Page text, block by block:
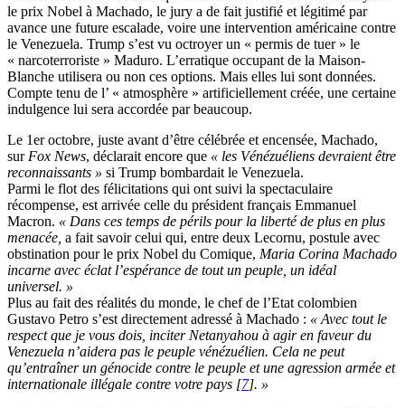
le prix Nobel à Machado, le jury a de fait justifié et légitimé par
avance une future escalade, voire une intervention américaine contre
le Venezuela. Trump s’est vu octroyer un « permis de tuer » le
« narcoterroriste » Maduro. L’erratique occupant de la Maison-
Blanche utilisera ou non ces options. Mais elles lui sont données.
Compte tenu de l’ « atmosphère » artificiellement créée, une certaine
indulgence lui sera accordée par beaucoup.
Le 1er octobre, juste avant d’être célébrée et encensée, Machado,
sur Fox News, déclarait encore que « les Vénézuéliens devraient être
reconnaissants » si Trump bombardait le Venezuela.
Parmi le flot des félicitations qui ont suivi la spectaculaire
récompense, est arrivée celle du président français Emmanuel
Macron. « Dans ces temps de périls pour la liberté de plus en plus
menacée, a fait savoir celui qui, entre deux Lecornu, postule avec
obstination pour le prix Nobel du Comique, Maria Corina Machado
incarne avec éclat l’espérance de tout un peuple, un idéal
universel. »
Plus au fait des réalités du monde, le chef de l’Etat colombien
Gustavo Petro s’est directement adressé à Machado : « Avec tout le
respect que je vous dois, inciter Netanyahou à agir en faveur du
Venezuela n’aidera pas le peuple vénézuélien. Cela ne peut
qu’entraîner un génocide contre le peuple et une agression armée et
internationale illégale contre votre pays [7]. »